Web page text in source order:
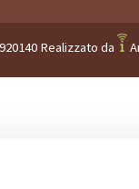
Realizzato da